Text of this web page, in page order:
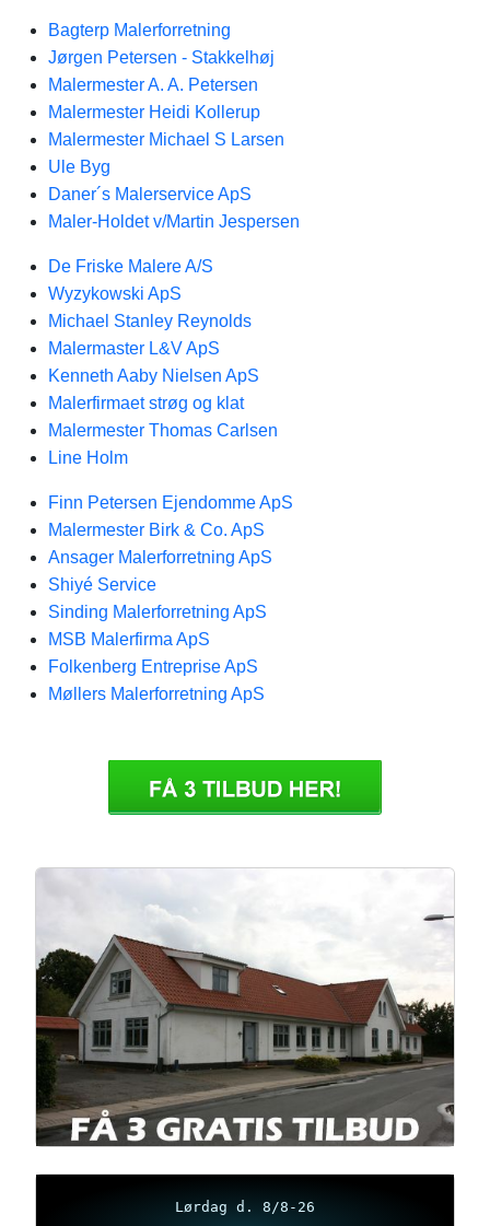
Bagterp Malerforretning
Jørgen Petersen - Stakkelhøj
Malermester A. A. Petersen
Malermester Heidi Kollerup
Malermester Michael S Larsen
Ule Byg
Daner´s Malerservice ApS
Maler-Holdet v/Martin Jespersen
De Friske Malere A/S
Wyzykowski ApS
Michael Stanley Reynolds
Malermaster L&V ApS
Kenneth Aaby Nielsen ApS
Malerfirmaet strøg og klat
Malermester Thomas Carlsen
Line Holm
Finn Petersen Ejendomme ApS
Malermester Birk & Co. ApS
Ansager Malerforretning ApS
Shiyé Service
Sinding Malerforretning ApS
MSB Malerfirma ApS
Folkenberg Entreprise ApS
Møllers Malerforretning ApS
Lørdag d. 8/8-26